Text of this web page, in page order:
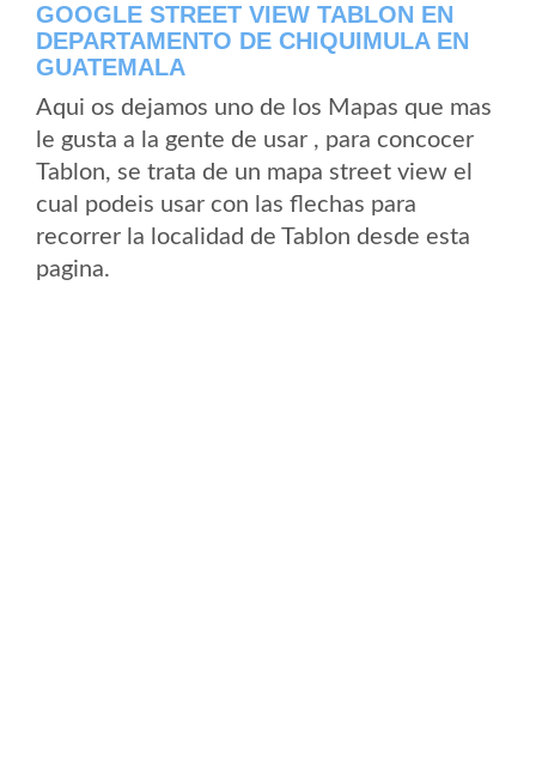
GOOGLE STREET VIEW TABLON EN
DEPARTAMENTO DE CHIQUIMULA EN
GUATEMALA
Aqui os dejamos uno de los Mapas que mas
le gusta a la gente de usar , para concocer
Tablon, se trata de un mapa street view el
cual podeis usar con las flechas para
recorrer la localidad de Tablon desde esta
pagina.